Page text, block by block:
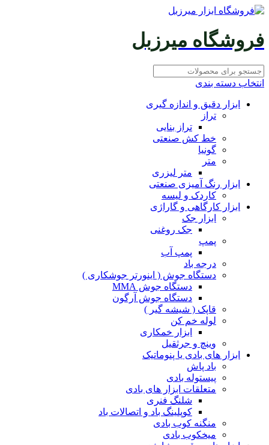
فروشگاه میرزبل
انتخاب دسته بندی
ابزار دقیق و اندازه گیری
تراز
تراز بنایی
خط کش صنعتی
گونیا
متر
متر لیزری
ابزار رنگ آمیزی صنعتی
کاردک و لیسه
ابزار کارگاهی و گاراژی
ابزار جک
جک روغنی
پمپ
پمپ آب
درجه باد
دستگاه جوش ( اینورتر جوشکاری )
دستگاه جوش MMA
دستگاه جوش آرگون
قاپک ( شیشه گیر )
لوله خم کن
ابزار خمکاری
وینچ و جرثقیل
ابزار های بادی یا پنوماتیک
باد پاش
پیستوله بادی
متعلقات ابزار های بادی
شلنگ فنری
کوپلینگ باد و اتصالات باد
منگنه کوب بادی
میخکوب بادی